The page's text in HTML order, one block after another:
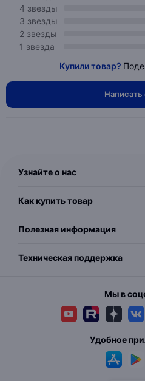
4 звезды
3 звезды
2 звезды
1 звезда
Купили товар?
Написать
Узнайте о нас
Как купить товар
Полезная информация
Техническая поддержка
Мы в
Удобное